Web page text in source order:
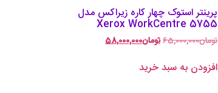
پرینتر استوک چهار کاره زیراکس مدل
Xerox WorkCentre 5755
تومان65,000,000تومان58,000,000
افزودن به سبد خرید